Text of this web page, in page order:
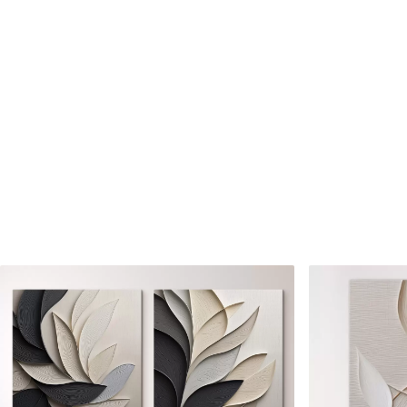
✗ Vászonhatású felület
✗Környezetbarát anyag
✓
Biztonságos,
Vászonhatású felület
Környezetbarát anyag